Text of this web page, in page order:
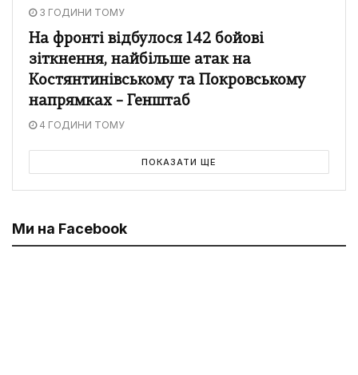
3 ГОДИНИ ТОМУ
На фронті відбулося 142 бойові
зіткнення, найбільше атак на
Костянтинівському та Покровському
напрямках – Генштаб
4 ГОДИНИ ТОМУ
ПОКАЗАТИ ЩЕ
Ми на Facebook